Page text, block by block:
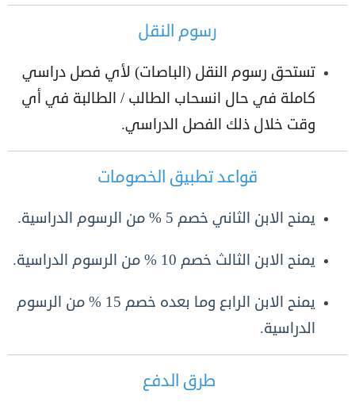
رسوم النقل
تستحق رسوم النقل (الباصات) لأي فصل دراسي
كاملة في حال انسحاب الطالب / الطالبة في أي
وقت خلال ذلك الفصل الدراسي.
قواعد تطبيق الخصومات
يمنح الابن الثاني خصم 5 % من الرسوم الدراسية.
يمنح الابن الثالث خصم 10 % من الرسوم الدراسية.
يمنح الابن الرابع وما بعده خصم 15 % من الرسوم
الدراسية.
طرق الدفع